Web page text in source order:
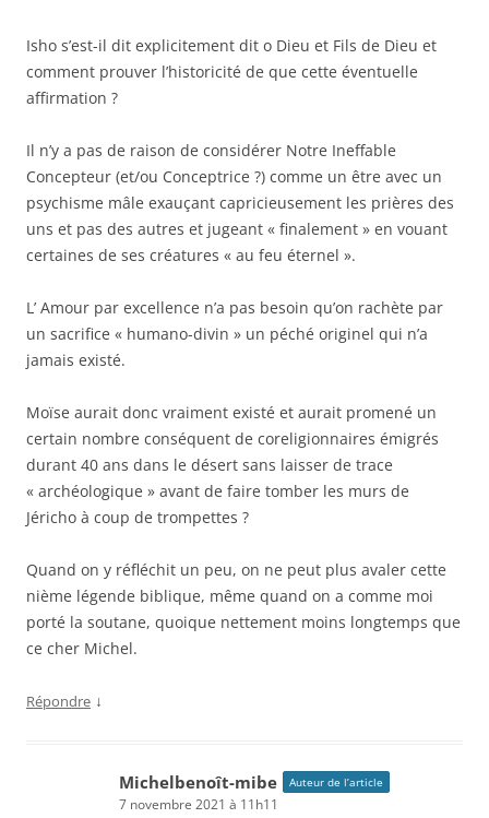
Isho s’est-il dit explicitement dit o Dieu et Fils de Dieu et
comment prouver l’historicité de que cette éventuelle
affirmation ?
Il n’y a pas de raison de considérer Notre Ineffable
Concepteur (et/ou Conceptrice ?) comme un être avec un
psychisme mâle exauçant capricieusement les prières des
uns et pas des autres et jugeant « finalement » en vouant
certaines de ses créatures « au feu éternel ».
L’ Amour par excellence n’a pas besoin qu’on rachète par
un sacrifice « humano-divin » un péché originel qui n’a
jamais existé.
Moïse aurait donc vraiment existé et aurait promené un
certain nombre conséquent de coreligionnaires émigrés
durant 40 ans dans le désert sans laisser de trace
« archéologique » avant de faire tomber les murs de
Jéricho à coup de trompettes ?
Quand on y réfléchit un peu, on ne peut plus avaler cette
nième légende biblique, même quand on a comme moi
porté la soutane, quoique nettement moins longtemps que
ce cher Michel.
Répondre ↓
Michelbenoît-mibe Auteur de l’article
7 novembre 2021 à 11h11